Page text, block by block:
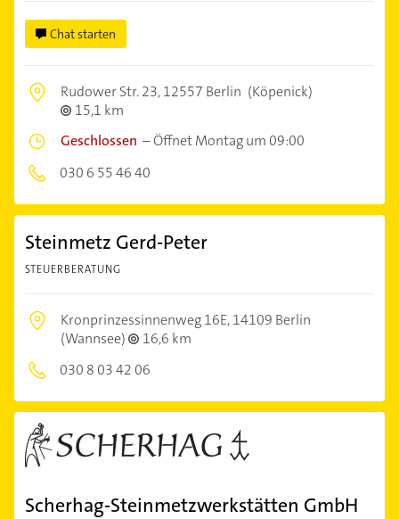
Chat starten
Rudower Str. 23,12557 Berlin (Köpenick)
15,1 km
Geschlossen –Öffnet Montag um 09:00
030 6 55 46 40
Steinmetz Gerd-Peter
STEUERBERATUNG
Kronprinzessinnenweg 16E,14109 Berlin
(Wannsee)
16,6 km
030 8 03 42 06
Scherhag-Steinmetzwerkstätten GmbH